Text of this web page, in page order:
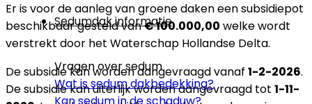
Sedumdak informatie
Vragen over sedum
Wat is sedum dakbedekking?
Er is voor de aanleg van groene daken een subsidiepot
beschikbaar gesteld van€ 100.000,00 welke wordt
verstrekt door het Waterschap Hollandse Delta.
De subsidie kan worden aangevraagd vanaf 1-2-2026.
De subsidie kan uiterlijk worden aangevraagd tot 1-11-